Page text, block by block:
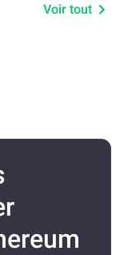
Voir tout